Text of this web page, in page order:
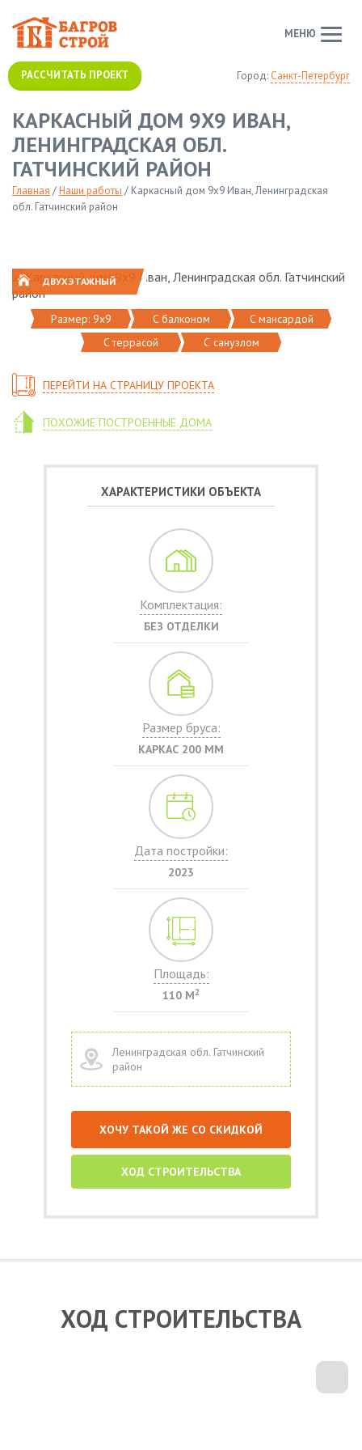
Город: Санкт-Петербург
РАССЧИТАТЬ ПРОЕКТ
МЕНЮ
КАРКАСНЫЙ ДОМ 9Х9 ИВАН,
ЛЕНИНГРАДСКАЯ ОБЛ.
ГАТЧИНСКИЙ РАЙОН
Главная /Наши работы / Каркасный дом 9х9 Иван, Ленинградская
обл. Гатчинский район
ДВУХЭТАЖНЫЙ
Размер: 9х9 C балконом
C мансардой
C террасой
С санузлом
ПЕРЕЙТИ НА СТРАНИЦУ ПРОЕКТА
ПОХОЖИЕ ПОСТРОЕННЫЕ ДОМА
ХАРАКТЕРИСТИКИ ОБЪЕКТА
Комплектация:
БЕЗ ОТДЕЛКИ
Размер бруса:
КАРКАС 200 ММ
Дата постройки:
2023
Площадь:
110 М2
Ленинградская обл. Гатчинский
район
ХОЧУ ТАКОЙ ЖЕ СО СКИДКОЙ
ХОД СТРОИТЕЛЬСТВА
ХОД СТРОИТЕЛЬСТВА